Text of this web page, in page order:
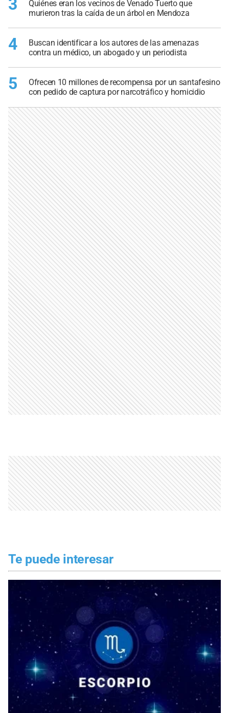
3
Quiénes eran los vecinos de Venado Tuerto que
murieron tras la caída de un árbol en Mendoza
4
Buscan identificar a los autores de las amenazas
contra un médico, un abogado y un periodista
5
Ofrecen 10 millones de recompensa por un santafesino
con pedido de captura por narcotráfico y homicidio
Te puede interesar